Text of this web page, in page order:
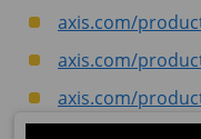
axis.com/
axis.com/
axis.com/